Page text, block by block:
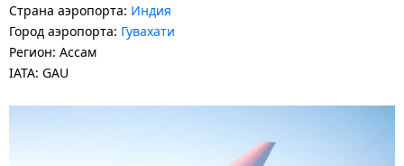
Страна аэропорта: Индия
Город аэропорта: Гувахати
Регион: Ассам
IATA: GAU